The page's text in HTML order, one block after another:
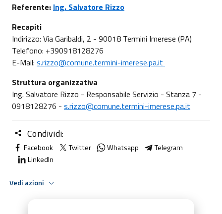
Referente: Ing. Salvatore Rizzo
Recapiti
Indirizzo: Via Garibaldi, 2 - 90018 Termini Imerese (PA)
Telefono: +390918128276
E-Mail: s.rizzo@comune.termini-imerese.pa.it
Struttura organizzativa
Ing. Salvatore Rizzo - Responsabile Servizio - Stanza 7 -
0918128276 - s.rizzo@comune.termini-imerese.pa.it
Condividi:
Facebook Twitter Whatsapp
Telegram
LinkedIn
Vedi azioni